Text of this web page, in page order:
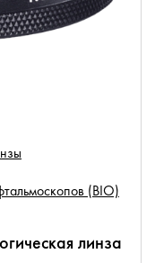
(BIO)
линза